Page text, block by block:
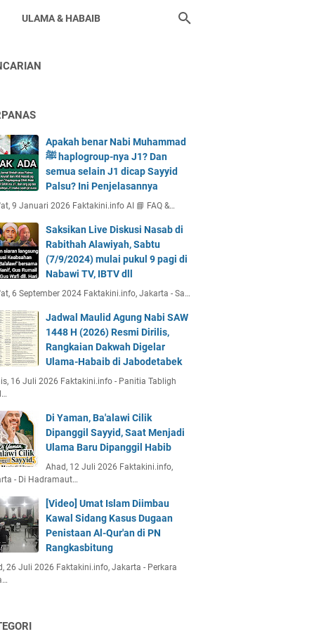
ULAMA & HABAIB
Apakah benar Nabi Muhammad
ﷺ haplogroup-nya J1? Dan
semua selain J1 dicap Sayyid
Palsu? Ini Penjelasannya
9 Januari 2026 Faktakini.info AI 📘 FAQ &…
Saksikan Live Diskusi Nasab di
Rabithah Alawiyah, Sabtu
(7/9/2024) mulai pukul 9 pagi di
Nabawi TV, IBTV dll
6 September 2024 Faktakini.info, Jakarta - Sa…
Jadwal Maulid Agung Nabi SAW
1448 H (2026) Resmi Dirilis,
Rangkaian Dakwah Digelar
Ulama-Habaib di Jabodetabek
16 Juli 2026 Faktakini.info - Panitia Tabligh
Di Yaman, Ba'alawi Cilik
Dipanggil Sayyid, Saat Menjadi
Ulama Baru Dipanggil Habib
Ahad, 12 Juli 2026 Faktakini.info,
- Di Hadramaut…
[Video] Umat Islam Diimbau
Kawal Sidang Kasus Dugaan
Penistaan Al-Qur'an di PN
Rangkasbitung
26 Juli 2026 Faktakini.info, Jakarta - Perkara